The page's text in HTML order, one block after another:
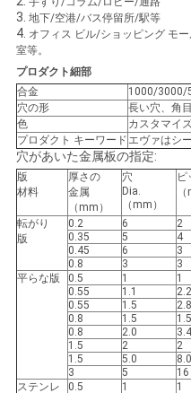
3. 地下/空港/バス停留所/駅等
4. オフィス ビル/ショッピング モ
室等。
プロダクト細部
合金
1000/3000/
穴の形
長い穴、角
色
カスタマイ
プロダクト キーワード エヴァはシ
穴があいた金属板の指定:
版
材料
厚さの
金属
（mm）
穴
Dia.
（mm）
ピ
転がり
版
0.2 6 2
0.35
5 4
0.45
6 3
0.8
3 3
平らな版
0.5 1 1
0.55
1.1 2.2
0.55
1.5 2.8
0.8
1.5 1.5
0.8
2.0 3.4
1.5
2 2
1.5
5.0 8.0
3
5 16
ステンレ
0.5 1 1